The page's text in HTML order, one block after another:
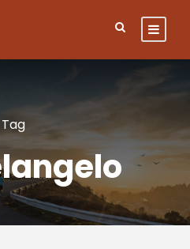
Tag